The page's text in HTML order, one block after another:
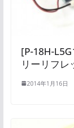
[P-18H-
リーリフレ
2014年1月16日